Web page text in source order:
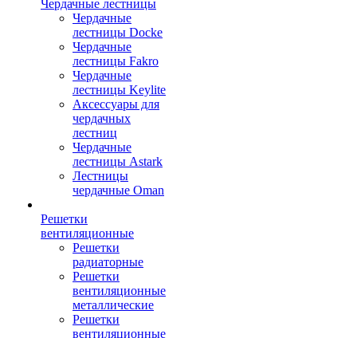
Чердачные лестницы
Чердачные
лестницы Docke
Чердачные
лестницы Fakro
Чердачные
лестницы Keylite
Аксессуары для
чердачных
лестниц
Чердачные
лестницы Astark
Лестницы
чердачные Oman
Решетки
вентиляционные
Решетки
радиаторные
Решетки
вентиляционные
металлические
Решетки
вентиляционные